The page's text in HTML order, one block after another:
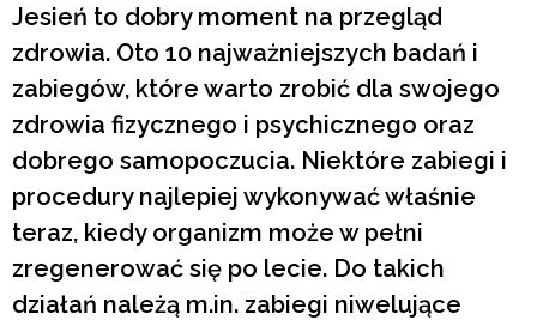
Jesień to dobry moment na przegląd
zdrowia. Oto 10 najważniejszych badań i
zabiegów, które warto zrobić dla swojego
zdrowia fizycznego i psychicznego oraz
dobrego samopoczucia. Niektóre zabiegi i
procedury najlepiej wykonywać właśnie
teraz, kiedy organizm może w pełni
zregenerować się po lecie. Do takich
działań należą m.in. zabiegi niwelujące